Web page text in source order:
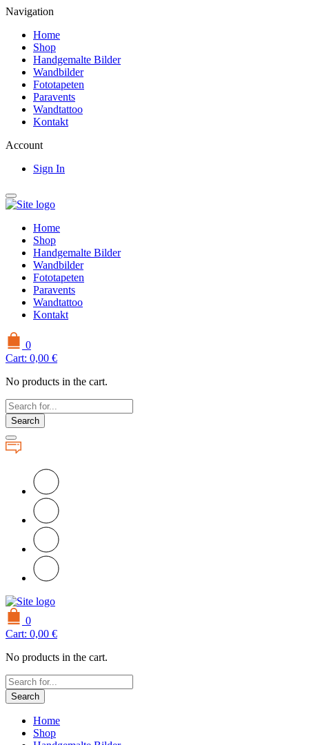
Navigation
Home
Shop
Handgemalte Bilder
Wandbilder
Fototapeten
Paravents
Wandtattoo
Kontakt
Account
Sign In
Home
Shop
Handgemalte Bilder
Wandbilder
Fototapeten
Paravents
Wandtattoo
Kontakt
0
Cart: 0,00 €
No products in the cart.
Search
0
Cart: 0,00 €
No products in the cart.
Search
Home
Shop